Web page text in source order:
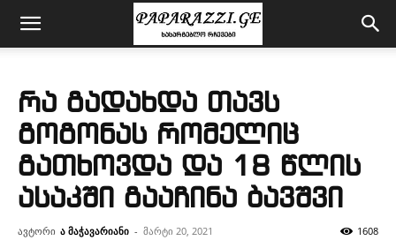
რა გადახდა თავს
გოგონას რომელიც
გათხოვდა და 18 წლის
ასაკში გააჩინა ბავშვი
ავტორი ა მაჭავარიანი - მარტი 20, 2021 1608